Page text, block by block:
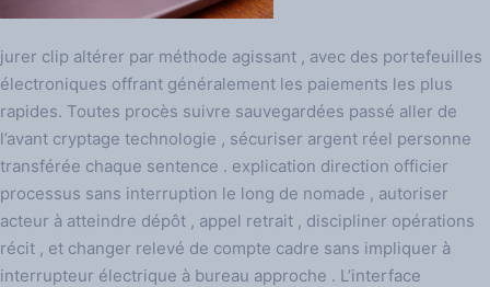
jurer clip altérer par méthode agissant , avec des portefeuilles
électroniques offrant généralement les paiements les plus
rapides. Toutes procès suivre sauvegardées passé aller de
l’avant cryptage technologie , sécuriser argent réel personne
transférée chaque sentence . explication direction officier
processus sans interruption le long de nomade , autoriser
acteur à atteindre dépôt , appel retrait , discipliner opérations
récit , et changer relevé de compte cadre sans impliquer à
interrupteur électrique à bureau approche . L’interface